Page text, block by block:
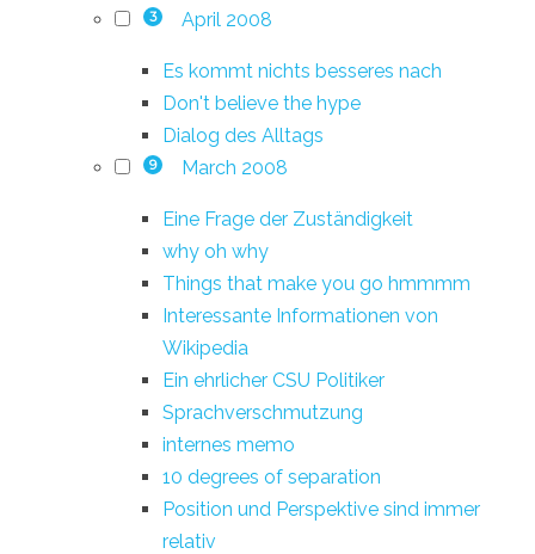
3 April 2008
Es kommt nichts besseres nach
Don't believe the hype
Dialog des Alltags
9 March 2008
Eine Frage der Zuständigkeit
why oh why
Things that make you go hmmmm
Interessante Informationen von
Wikipedia
Ein ehrlicher CSU Politiker
Sprachverschmutzung
internes memo
10 degrees of separation
Position und Perspektive sind immer
relativ